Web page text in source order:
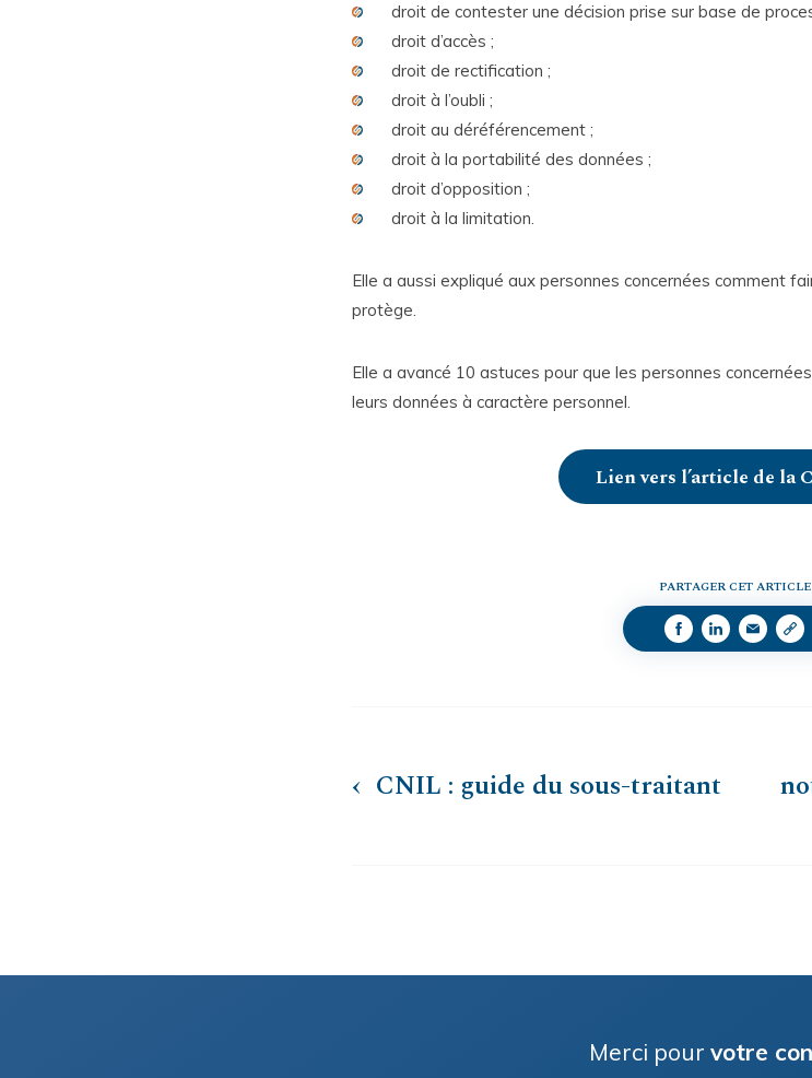
droit de contester une décision prise sur base de
droit d’accès ;
droit de rectification ;
droit à l’oubli ;
droit au déréférencement ;
droit à la portabilité des données ;
droit d’opposition ;
droit à la limitation.
Elle a aussi expliqué aux personnes concernées comment
protège.
Elle a avancé 10 astuces pour que les personnes
leurs données à caractère personnel.
Lien vers l’article de la
PARTAGER CET ARTICLE
CNIL : guide du sous-traitant
Merci pour votre